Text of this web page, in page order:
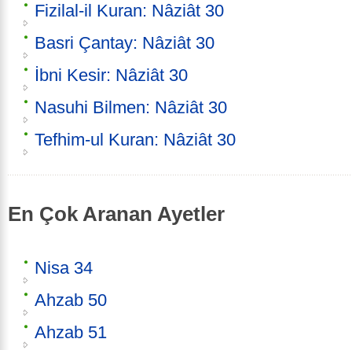
Fizilal-il Kuran: Nâziât 30
Basri Çantay: Nâziât 30
İbni Kesir: Nâziât 30
Nasuhi Bilmen: Nâziât 30
Tefhim-ul Kuran: Nâziât 30
En Çok Aranan Ayetler
Nisa 34
Ahzab 50
Ahzab 51